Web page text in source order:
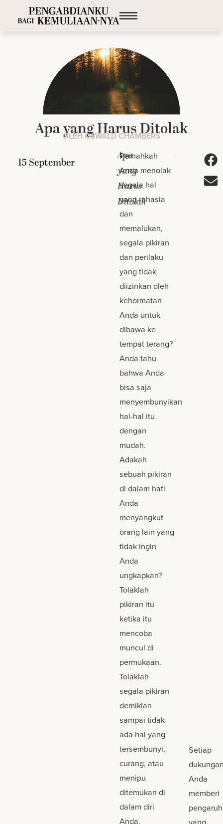
Apa yang Harus Ditolak
OLEH OSWALD CHAMBERS
Apa
yang
Harus
Ditolak
Pernahkah
Anda menolak
segala hal
yang rahasia
dan
memalukan,
segala pikiran
dan perilaku
yang tidak
diizinkan oleh
kehormatan
Anda untuk
dibawa ke
tempat terang?
Anda tahu
bahwa Anda
bisa saja
menyembunyikan
hal-hal itu
dengan
mudah.
Adakah
sebuah pikiran
di dalam hati
Anda
menyangkut
orang lain yang
tidak ingin
Anda
ungkapkan?
Tolaklah
pikiran itu
ketika itu
mencoba
muncul di
permukaan.
Tolaklah
segala pikiran
demikian
sampai tidak
ada hal yang
tersembunyi,
curang, atau
menipu
ditemukan di
dalam diri
Anda.
Setiap
Anda
memberi
pengaruh